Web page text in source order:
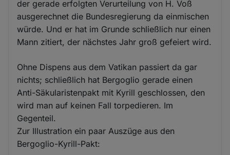
der gerade erfolgten Verurteilung von H. Voß
ausgerechnet die Bundesregierung da einmischen
würde. Und er hat im Grunde schließlich nur einen
Mann zitiert, der nächstes Jahr groß gefeiert wird.
Ohne Dispens aus dem Vatikan passiert da gar
nichts; schließlich hat Bergoglio gerade einen
Anti-Säkularistenpakt mit Kyrill geschlossen, den
wird man auf keinen Fall torpedieren. Im
Gegenteil.
Zur Illustration ein paar Auszüge aus den
Bergoglio-Kyrill-Pakt: